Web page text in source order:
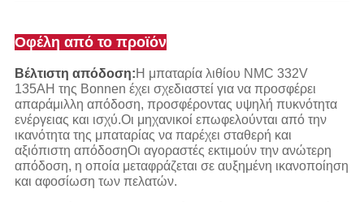
Οφέλη από το προϊόν
Βέλτιστη απόδοση:Η μπαταρία λιθίου NMC 332V
135AH της Bonnen έχει σχεδιαστεί για να προσφέρει
απαράμιλλη απόδοση, προσφέροντας υψηλή πυκνότητα
ενέργειας και ισχύ.Οι μηχανικοί επωφελούνται από την
ικανότητα της μπαταρίας να παρέχει σταθερή και
αξιόπιστη απόδοσηΟι αγοραστές εκτιμούν την ανώτερη
απόδοση, η οποία μεταφράζεται σε αυξημένη ικανοποίηση
και αφοσίωση των πελατών.